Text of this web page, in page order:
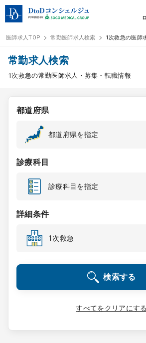
ログイン
医師求人
常勤検索
スポット検索
DtoDの転職・
コンサルタント
成功事例
転職ノウハウ
受付時間 9:00 ～ 18:00（
医師求人TOP 常勤医師求人検索 1次救急の医師
常勤求人検索
1次救急の常勤医師求人・募集・転職情報
都道府県
都道府県を指定
診療科目
診療科目を指定
詳細条件
1次救急
検索する
すべてをクリアにする